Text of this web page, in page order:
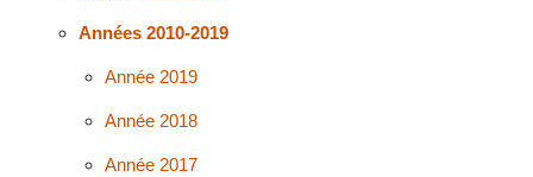
Années 2010-2019
Année 2019
Année 2018
Année 2017